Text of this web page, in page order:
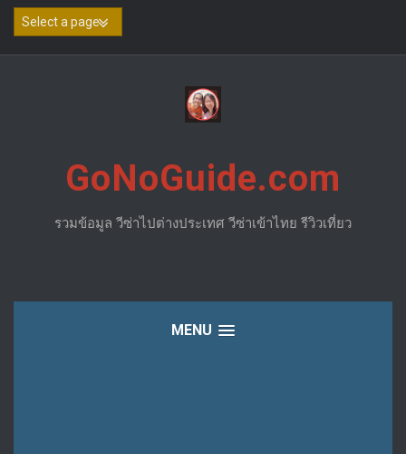
Skip
GoNoGuide.com
รวมข้อมูล วีซ่าไปต่างประเทศ วีซ่าเข้าไทย รีวิวเที่ยว
MENU